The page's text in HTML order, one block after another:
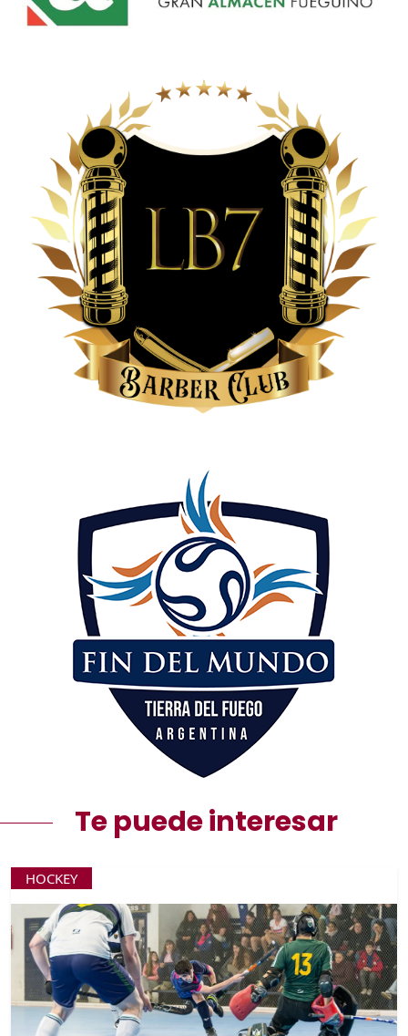
Te puede interesar
HOCKEY